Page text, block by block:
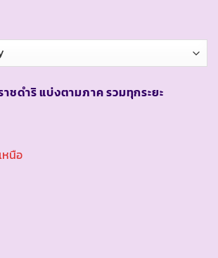
าชดำริ แบ่งตามภาค รวมทุกระยะ
หนือ